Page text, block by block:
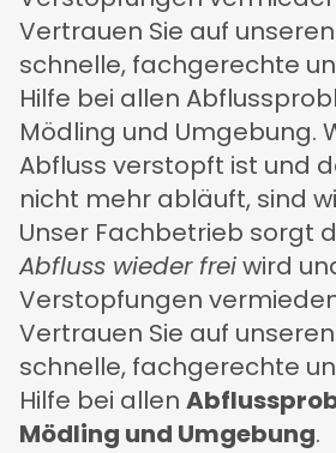
Vertrauen Sie auf
schnelle, fachgerechte
Hilfe bei allen
Mödling und Umgebung.
Abfluss verstopft ist und
nicht mehr abläuft, sind
Unser Fachbetrieb sorgt
Abfluss wieder freiwird
Verstopfungen
Vertrauen Sie auf
schnelle, fachgerechte
Hilfe bei allen
Mödling und Umgebung.